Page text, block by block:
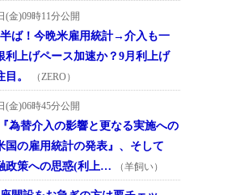
(金)09時11分公開
半ば！今晩米雇用統計→介入も一
利上げペース加速か？9月利上げ
。
（ZERO）
(金)06時45分公開
為替介入の影響と更なる実施への
国の雇用統計の発表』、そして
政策への思惑(利上…
（羊飼い）